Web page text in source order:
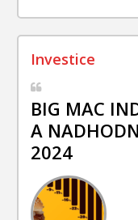
BIG MAC
A
2024